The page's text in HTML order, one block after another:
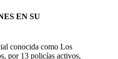
EN SU
conocida como Los
por 13 policías activos,